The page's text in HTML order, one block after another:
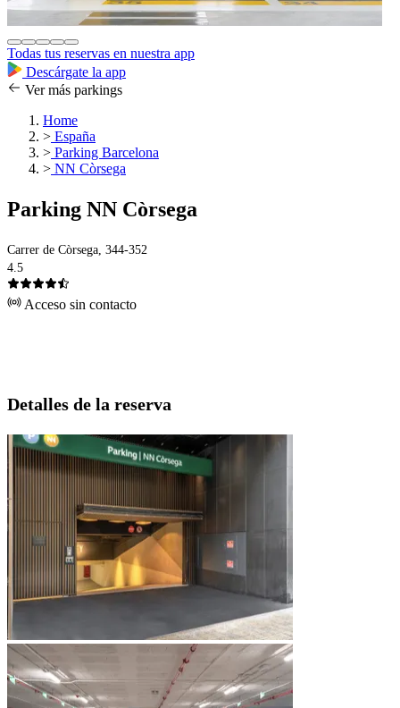
Todas tus reservas en nuestra app
Descárgate la app
Ver más parkings
Home
> España
> Parking Barcelona
> NN Còrsega
Parking NN Còrsega
Carrer de Còrsega, 344-352
4.5
Acceso sin contacto
Detalles de la reserva